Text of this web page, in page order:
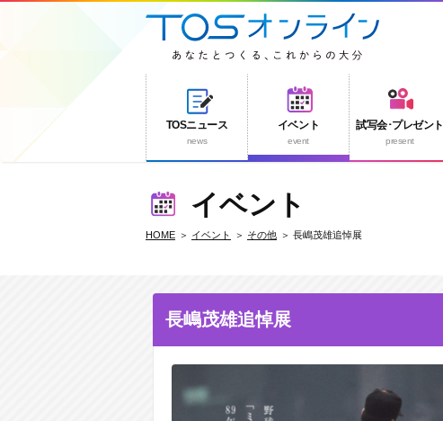
TOSニュース
news
イベント
event
試写会･プレゼント
present
イベント
HOME イベント その他 長嶋茂雄追悼展
長嶋茂雄追悼展